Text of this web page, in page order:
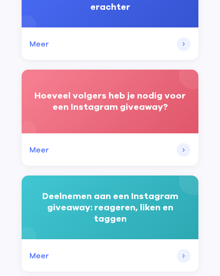
erachter
Meer
Hoeveel volgers heb je nodig voor
een Instagram giveaway?
Meer
Deelnemen aan een Instagram
giveaway: reageren, liken en
taggen
Meer